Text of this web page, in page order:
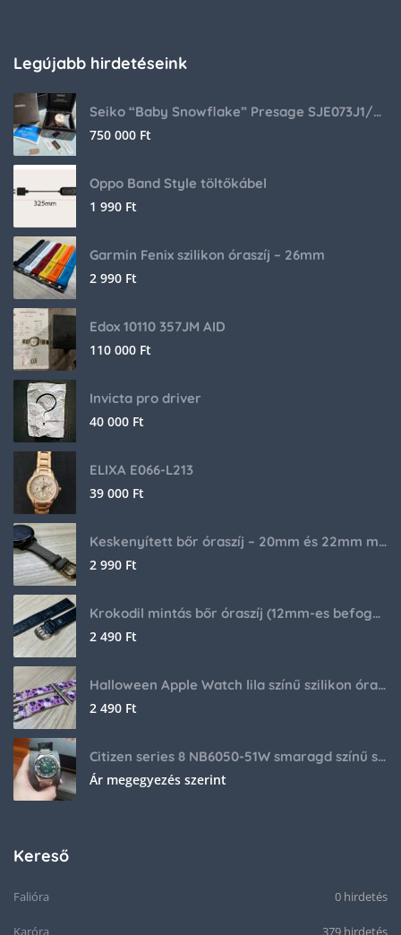
Legújabb hirdetéseink
Seiko “Baby Snowflake” Presage SJE073J1/SARA015 Limited Edition
750 000 Ft
Oppo Band Style töltőkábel
1 990 Ft
Garmin Fenix szilikon óraszíj – 26mm
2 990 Ft
Edox 10110 357JM AID
110 000 Ft
Invicta pro driver
40 000 Ft
ELIXA E066-L213
39 000 Ft
Keskenyített bőr óraszíj – 20mm és 22mm méretben
2 990 Ft
Krokodil mintás bőr óraszíj (12mm-es befogóval rendelkező órához)
2 490 Ft
Halloween Apple Watch lila színű szilikon óraszíj
2 490 Ft
Citizen series 8 NB6050-51W smaragd színű számlappal
Ár megegyezés szerint
Kereső
Falióra 0 hirdetés
Karóra 379 hirdetés